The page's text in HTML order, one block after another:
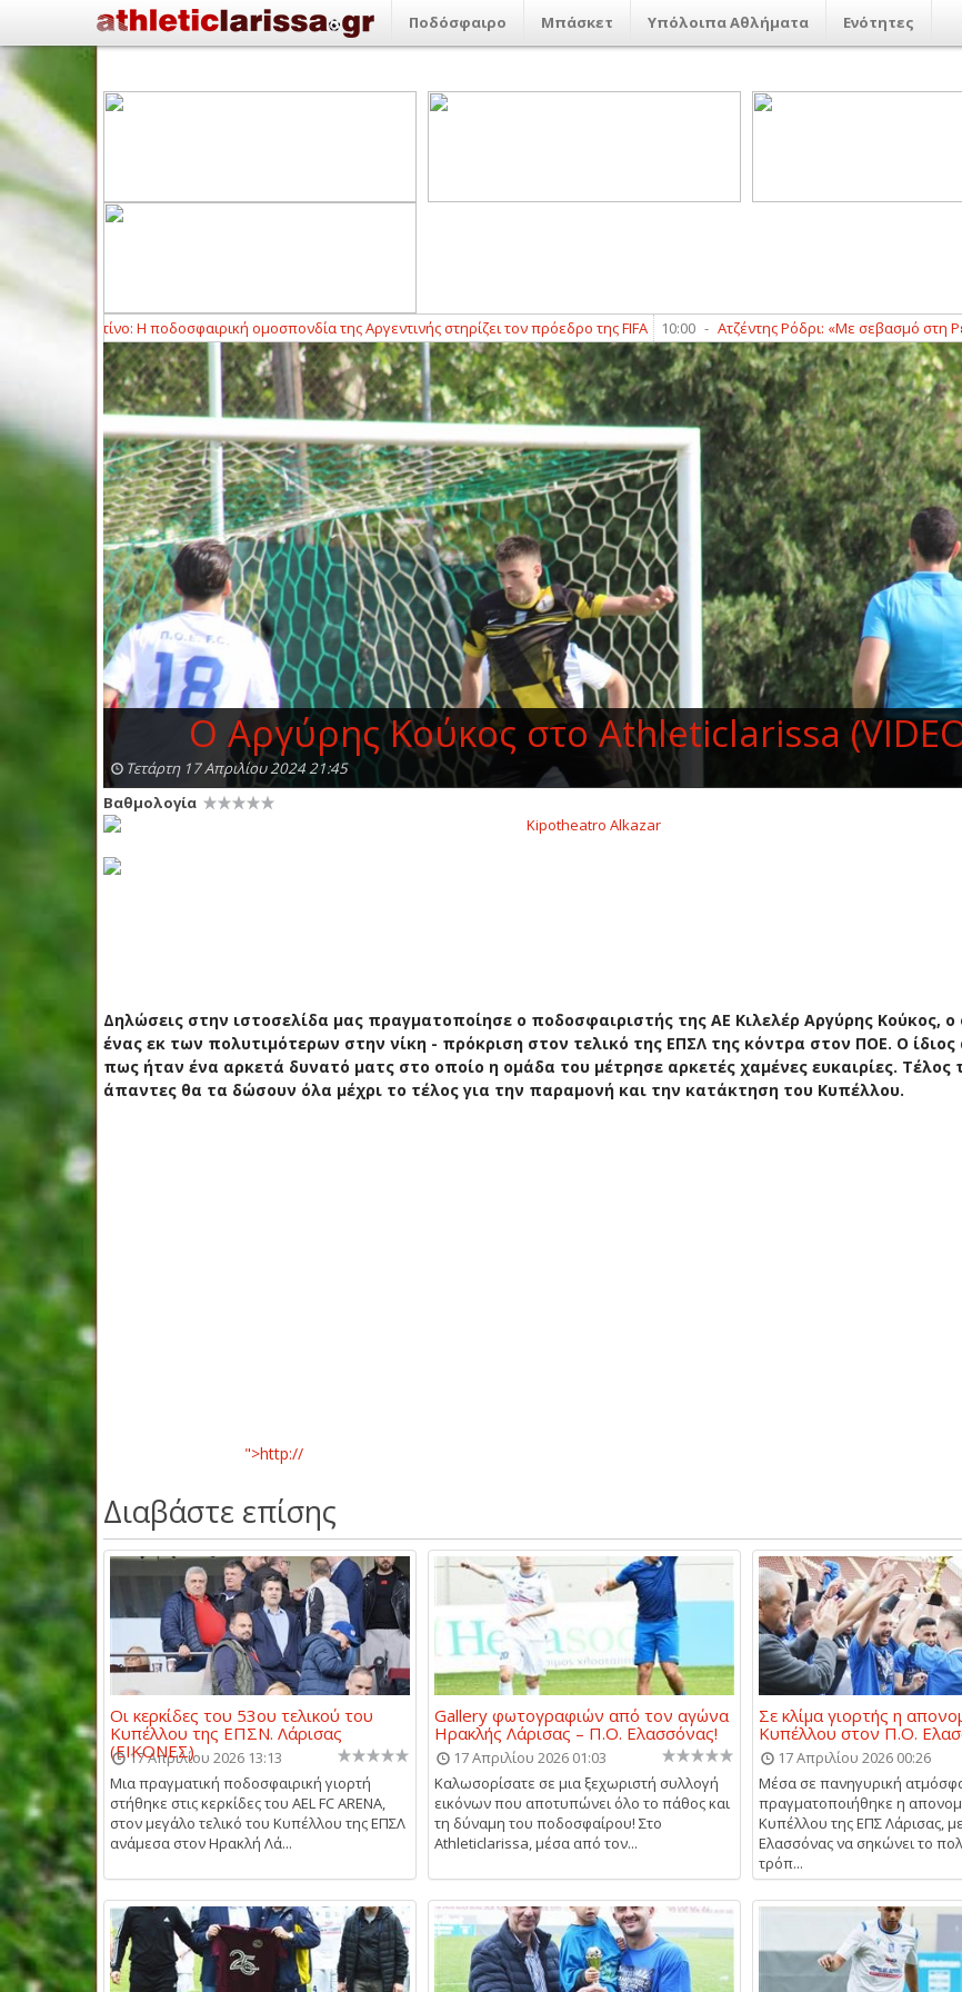
Ποδόσφαιρο Μπάσκετ Υπόλοιπα Αθλήματα Ενότητες
Ινφαντίνο: Η ποδοσφαιρική ομοσπονδία της Αργεντινής στηρίζει τον πρόεδρο της FIFA 10:00 - Ατζέντης Ρόδρι: «Με σεβασμό στη Ρεάλ,
O Αργύρης Κούκος στο Athleticlarissa
Τετάρτη 17 Απριλίου 2024 21:45
Βαθμολογία
Δηλώσεις στην ιστοσελίδα μας πραγματοποίησε ο ποδοσφαιριστής της ΑΕ Κιλελέρ Αργύρης Κούκος, ο
ένας εκ των πολυτιμότερων στην νίκη - πρόκριση στον τελικό της ΕΠΣΛ της κόντρα στον ΠΟΕ. Ο ίδιος
πως ήταν ένα αρκετά δυνατό ματς στο οποίο η ομάδα του μέτρησε αρκετές χαμένες ευκαιρίες. Τέλος
άπαντες θα τα δώσουν όλα μέχρι το τέλος για την παραμονή και την κατάκτηση του Κυπέλλου.
">http://
Διαβάστε επίσης
Οι κερκίδες του 53ου τελικού του
Κυπέλλου της ΕΠΣΝ. Λάρισας
(ΕΙΚΟΝΕΣ)
17 Απριλίου 2026 13:13
Μια πραγματική ποδοσφαιρική γιορτή
στήθηκε στις κερκίδες του AEL FC ARENA,
στον μεγάλο τελικό του Κυπέλλου της ΕΠΣΛ
ανάμεσα στον Ηρακλή Λά...
Gallery φωτογραφιών από τον αγώνα
Ηρακλής Λάρισας – Π.Ο. Ελασσόνας!
17 Απριλίου 2026 01:03
Καλωσορίσατε σε μια ξεχωριστή συλλογή
εικόνων που αποτυπώνει όλο το πάθος και
τη δύναμη του ποδοσφαίρου! Στο
Athleticlarissa, μέσα από τον...
Σε κλίμα γιορτής η
Κυπέλλου στον Π.Ο.
17 Απριλίου 2026 00:26
Μέσα σε πανηγυρική
πραγματοποιήθηκε η
Κυπέλλου της ΕΠΣ Λάρισας,
Ελασσόνας να σηκώνει το
τρόπ...